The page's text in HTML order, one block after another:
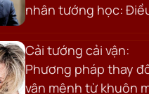
nhân tướng học:
một nhà lãnh đạo?
Cải tướng cải vận:
Phương pháp thay
vận mệnh từ khuôn